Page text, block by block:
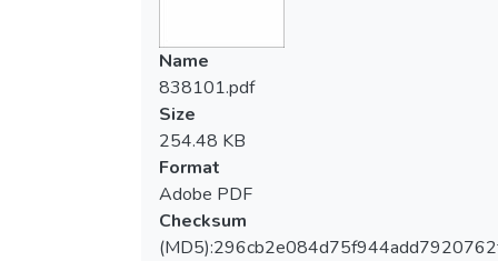
Name
838101.pdf
Size
254.48 KB
Format
Adobe PDF
Checksum